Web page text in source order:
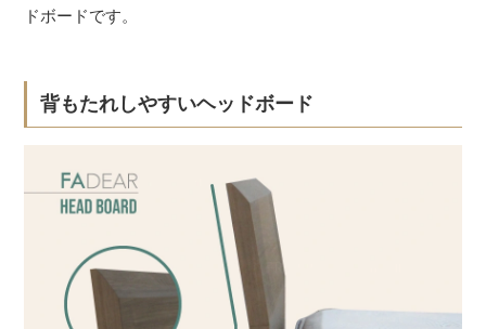
ドボードです。
背もたれしやすいヘッドボード